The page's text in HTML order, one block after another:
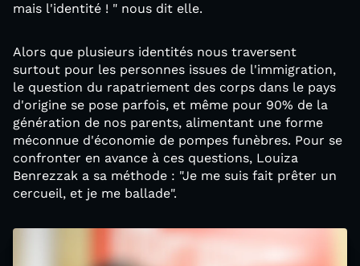
mais l'identité ! " nous dit elle.
Alors que plusieurs identités nous traversent
surtout pour les personnes issues de l'immigration,
le question du rapatriement des corps dans le pays
d'origine se pose parfois, et même pour 90% de la
génération de nos parents, alimentant une forme
méconnue d'économie de pompes funèbres. Pour se
confronter en avance à ces questions, Louiza
Benrezzak a sa méthode : "Je me suis fait prêter un
cercueil, et je me ballade".